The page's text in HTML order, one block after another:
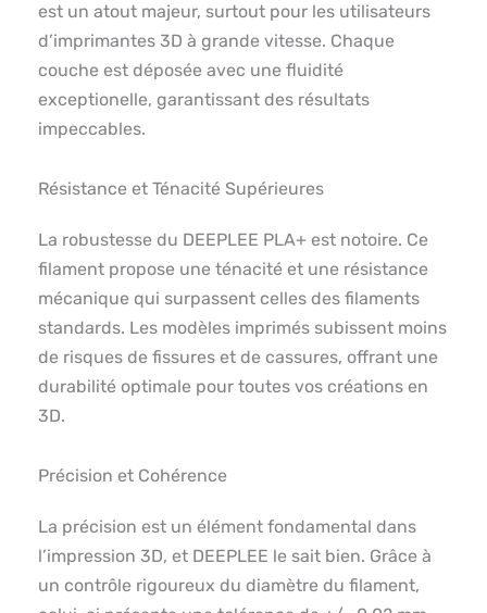
est un atout majeur, surtout pour les utilisateurs
d’imprimantes 3D à grande vitesse. Chaque
couche est déposée avec une fluidité
exceptionelle, garantissant des résultats
impeccables.
Résistance et Ténacité Supérieures
La robustesse du DEEPLEE PLA+ est notoire. Ce
filament propose une ténacité et une résistance
mécanique qui surpassent celles des filaments
standards. Les modèles imprimés subissent moins
de risques de fissures et de cassures, offrant une
durabilité optimale pour toutes vos créations en
3D.
Précision et Cohérence
La précision est un élément fondamental dans
l’impression 3D, et DEEPLEE le sait bien. Grâce à
un contrôle rigoureux du diamètre du filament,